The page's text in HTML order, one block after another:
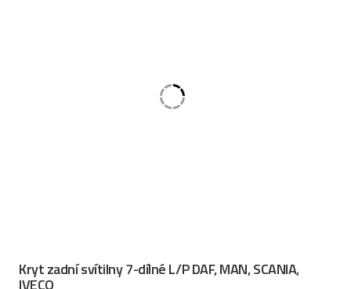
Kryt zadní svítilny 7-dílné L/P DAF, MAN, SCANIA,